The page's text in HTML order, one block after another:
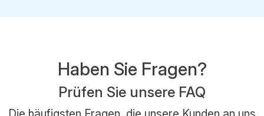
Haben Sie Fragen?
Prüfen Sie unsere FAQ